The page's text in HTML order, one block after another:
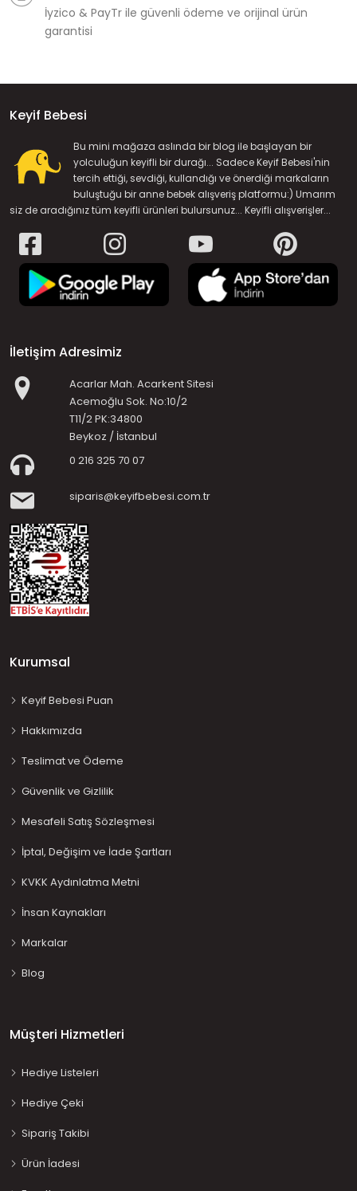
İyzico & PayTr ile güvenli ödeme ve orijinal ürün
garantisi
Keyif Bebesi
Bu mini mağaza aslında bir blog ile başlayan bir
yolculuğun keyifli bir durağı... Sadece Keyif Bebesi'nin
tercih ettiği, sevdiği, kullandığı ve önerdiği markaların
buluştuğu bir anne bebek alışveriş platformu:) Umarım
siz de aradığınız tüm keyifli ürünleri bulursunuz... Keyifli alışverişler...
İletişim Adresimiz
Acarlar Mah. Acarkent Sitesi
Acemoğlu Sok. No:10/2
T11/2 PK:34800
Beykoz / İstanbul
0 216 325 70 07
siparis@keyifbebesi.com.tr
Kurumsal
Keyif Bebesi Puan
Hakkımızda
Teslimat ve Ödeme
Güvenlik ve Gizlilik
Mesafeli Satış Sözleşmesi
İptal, Değişim ve İade Şartları
KVKK Aydınlatma Metni
İnsan Kaynakları
Markalar
Blog
Müşteri Hizmetleri
Hediye Listeleri
Hediye Çeki
Sipariş Takibi
Ürün İadesi